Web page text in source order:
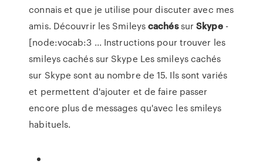
connais et que je utilise pour discuter avec mes
amis. Découvrir les SmileyscachéssurSkype-
[node:vocab:3 ... Instructions pour trouver les
smileys cachés sur Skype Les smileys cachés
sur Skype sont au nombre de 15. Ils sont variés
et permettent d'ajouter et de faire passer
encore plus de messages qu'avec les smileys
habituels.